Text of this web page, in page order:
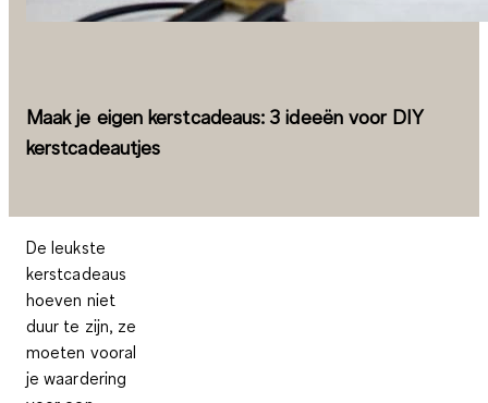
Maak je eigen kerstcadeaus: 3 ideeën voor DIY
kerstcadeautjes
De leukste
kerstcadeaus
hoeven niet
duur te zijn, ze
moeten vooral
je waardering